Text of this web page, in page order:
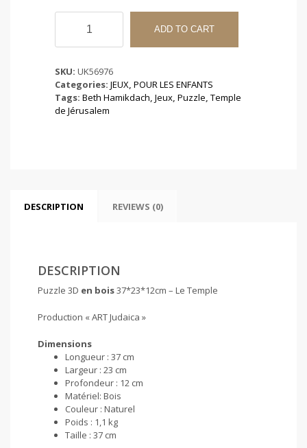
Puzzle
37*23*12cm
Le
Temple
quantity
ADD TO CART
SKU: UK56976
Categories: JEUX, POUR LES ENFANTS
Tags: Beth Hamikdach, Jeux, Puzzle, Temple
de Jérusalem
DESCRIPTION REVIEWS (0)
DESCRIPTION
Puzzle 3D en bois37*23*12cm – Le Temple
Production « ART Judaica »
Dimensions
Longueur : 37 cm
Largeur : 23 cm
Profondeur : 12 cm
Matériel: Bois
Couleur : Naturel
Poids : 1,1 kg
Taille : 37 cm